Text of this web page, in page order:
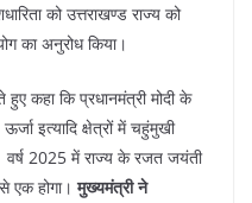
को उत्तराखण्ड राज्य को
का अनुरोध किया।
कहा कि प्रधानमंत्री मोदी के
इत्यादि क्षेत्रों में चहुंमुखी
वर्ष 2025 में राज्य के रजत जयंती
एक होगा।मुख्यमंत्री ने